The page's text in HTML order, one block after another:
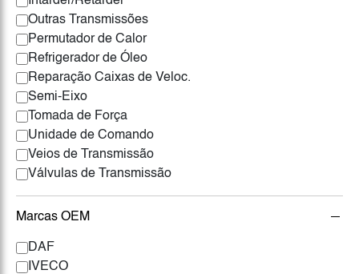
Outras Transmissões
Permutador de Calor
Refrigerador de Óleo
Reparação Caixas de Veloc.
Semi-Eixo
Tomada de Força
Unidade de Comando
Veios de Transmissão
Válvulas de Transmissão
Marcas OEM
DAF
IVECO